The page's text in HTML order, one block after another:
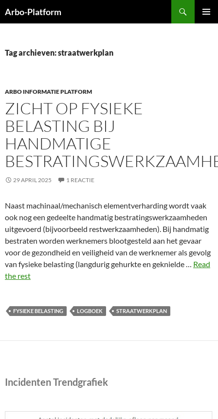
naar
Arbo-Platform
Tag archieven: straatwerkplan
ARBO INFORMATIE PLATFORM
ZICHT OP FYSIEKE
BELASTING BIJ
HANDMATIGE
29 APRIL 2025 1 REACTIE
Naast machinaal/mechanisch elementverharding wordt vaak
ook nog een gedeelte handmatig bestratingswerkzaamheden
uitgevoerd (bijvoorbeeld restwerkzaamheden). Bij handmatig
bestraten worden werknemers blootgesteld aan het gevaar
voor de gezondheid en veiligheid van de werknemer als gevolg
van fysieke belasting (langdurig gehurkte en geknielde … Read
the rest
FYSIEKE BELASTING LOGBOEK STRAATWERKPLAN
Incidenten Trendgrafiek